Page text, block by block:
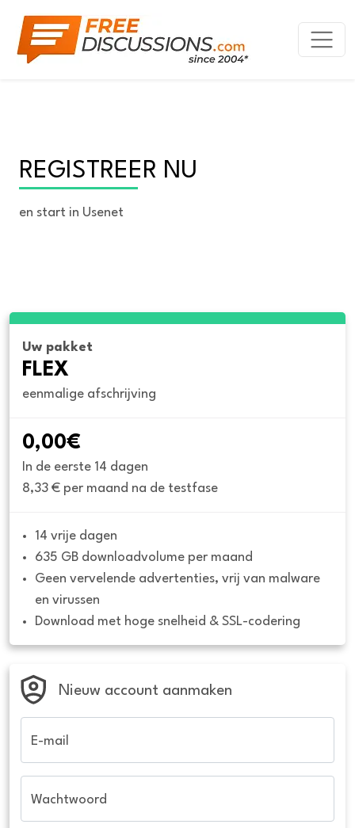
REGISTREER NU
en start in Usenet
Uw pakket
FLEX
eenmalige afschrijving
0,00€
In de eerste 14 dagen
8,33 € per maand na de testfase
14 vrije dagen
635 GB downloadvolume per maand
Geen vervelende advertenties, vrij van malware
en virussen
Download met hoge snelheid & SSL-codering
Nieuw account aanmaken
E-mail
Wachtwoord